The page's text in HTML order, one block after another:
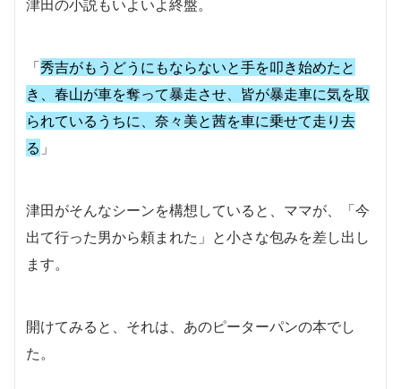
津田の小説もいよいよ終盤。
「秀吉がもうどうにもならないと手を叩き始めたと
き、春山が車を奪って暴走させ、皆が暴走車に気を取
られているうちに、奈々美と茜を車に乗せて走り去
る 」
津田がそんなシーンを構想していると、ママが、「今
出て行った男から頼まれた」と小さな包みを差し出し
ます。
開けてみると、それは、あのピーターパンの本でし
た。